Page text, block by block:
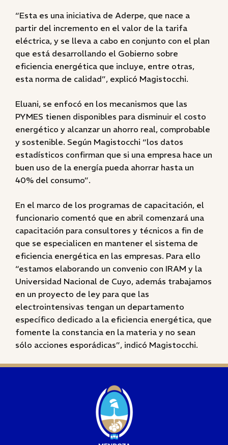
“Esta es una iniciativa de Aderpe, que nace a
partir del incremento en el valor de la tarifa
eléctrica, y se lleva a cabo en conjunto con el plan
que está desarrollando el Gobierno sobre
eficiencia energética que incluye, entre otras,
esta norma de calidad”, explicó Magistocchi.
Eluani, se enfocó en los mecanismos que las
PYMES tienen disponibles para disminuir el costo
energético y alcanzar un ahorro real, comprobable
y sostenible. Según Magistocchi “los datos
estadísticos confirman que si una empresa hace un
buen uso de la energía pueda ahorrar hasta un
40% del consumo”.
En el marco de los programas de capacitación, el
funcionario comentó que en abril comenzará una
capacitación para consultores y técnicos a fin de
que se especialicen en mantener el sistema de
eficiencia energética en las empresas. Para ello
“estamos elaborando un convenio con IRAM y la
Universidad Nacional de Cuyo, además trabajamos
en un proyecto de ley para que las
electrointensivas tengan un departamento
específico dedicado a la eficiencia energética, que
fomente la constancia en la materia y no sean
sólo acciones esporádicas”, indicó Magistocchi.